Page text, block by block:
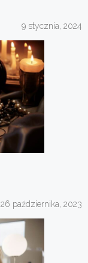
9 stycznia, 2024
26 października, 2023